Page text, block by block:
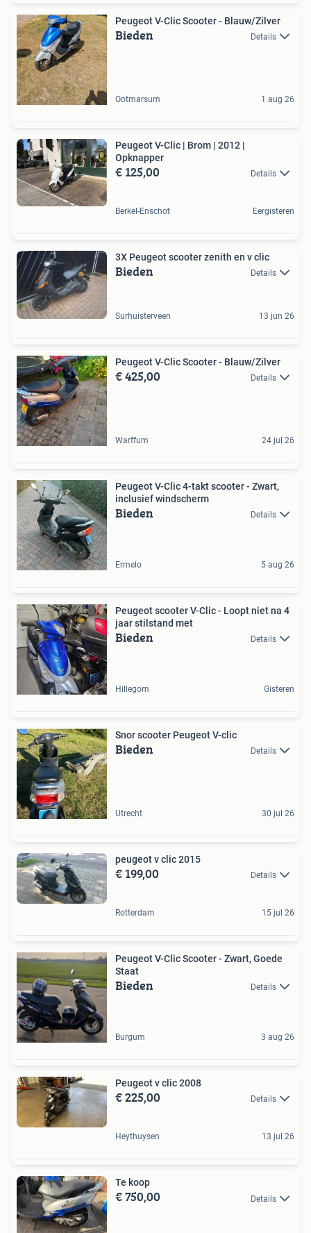
Peugeot V-Clic Scooter - Blauw/Zilver
Bieden Details
Ootmarsum 1 aug 26
Peugeot V-Clic | Brom | 2012 |
Opknapper
€ 125,00 Details
Berkel-Enschot Eergisteren
3X Peugeot scooter zenith en v clic
Bieden Details
Surhuisterveen 13 jun 26
Peugeot V-Clic Scooter - Blauw/Zilver
€ 425,00 Details
Warffum 24 jul 26
Peugeot V-Clic 4-takt scooter - Zwart,
inclusief windscherm
Bieden Details
Ermelo 5 aug 26
Peugeot scooter V-Clic - Loopt niet na 4
jaar stilstand met
Bieden Details
Hillegom Gisteren
Snor scooter Peugeot V-clic
Bieden Details
Utrecht 30 jul 26
peugeot v clic 2015
€ 199,00 Details
Rotterdam 15 jul 26
Peugeot V-Clic Scooter - Zwart, Goede
Staat
Bieden Details
Burgum 3 aug 26
Peugeot v clic 2008
€ 225,00 Details
Heythuysen 13 jul 26
Te koop
€ 750,00 Details